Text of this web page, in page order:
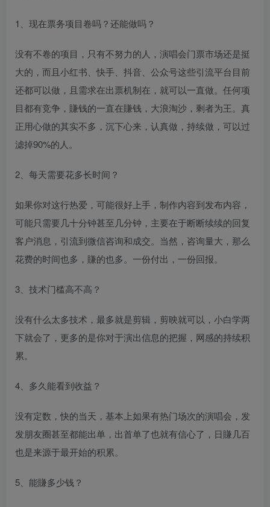
1、现在票务项目卷吗？还能做吗？
没有不卷的项目，只有不努力的人，演唱会门票市场还是挺
大的，而且小红书、快手、抖音、公众号这些引流平台目前
还都可以做，且需求在出票机制在，就可以一直做。任何项
目都有竞争，賺钱的一直在賺钱，大浪淘沙，剩者为王。真
正用心做的其实不多，沉下心来，认真做，持续做，可以过
滤掉90%的人。
2、每天需要花多长时间？
如果你对这行热爱，可能很好上手，制作内容到发布内容，
可能只需要几十分钟甚至几分钟，主要在于断断续续的回复
客户消息，引流到微信咨询和成交。当然，咨询量大，那么
花费的时间也多，賺的也多。一份付出，一份回报。
3、技术门槛高不高？
没有什么太多技术，最多就是剪辑，剪映就可以，小白学两
下就会了，更多的是你对于演出信息的把握，网感的持续积
累。
4、多久能看到收益？
没有定数，快的当天，基本上如果有热门场次的演唱会，发
发朋友圈甚至都能出单，出首单了也就有信心了，日賺几百
也是来源于最开始的积累。
5、能賺多少钱？